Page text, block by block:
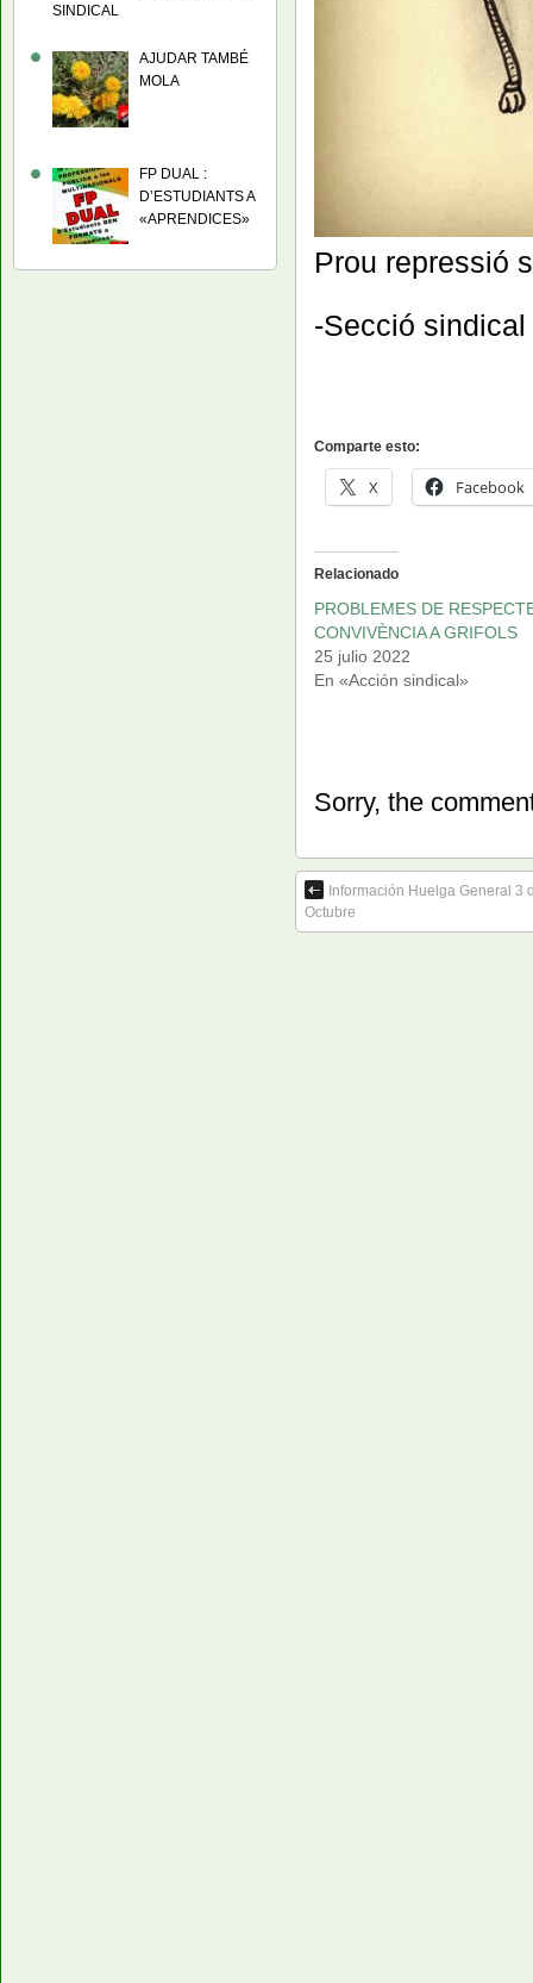
Prou repressió
-Secció
Comparte esto:
X Facebook
Relacionado
PROBLEMES DE
CONVIVÈNCIA A GRIFOLS
25 julio 2022
En «Acción sindical»
Sorry, the
Información Huelga General 3
Octubre
SINDICAL
AJUDAR TAMBÉ
MOLA
FP DUAL :
D’ESTUDIANTS A
«APRENDICES»